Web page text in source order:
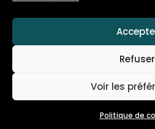
Refuser
Voir les
Politique de